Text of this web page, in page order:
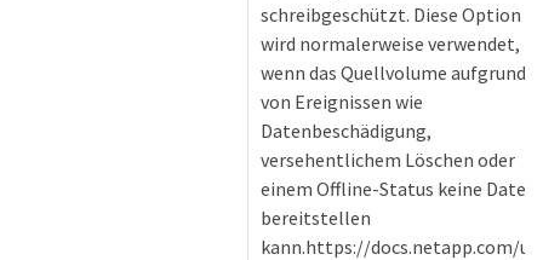
schreibgeschützt. Diese Option
wird normalerweise verwendet,
wenn das Quellvolume aufgrund
von Ereignissen wie
Datenbeschädigung,
versehentlichem Löschen oder
einem Offline-Status keine Daten
bereitstellen
kann.https://docs.netapp.com/